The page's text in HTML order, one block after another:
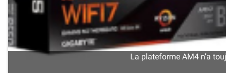
La plateforme AM4 n’a